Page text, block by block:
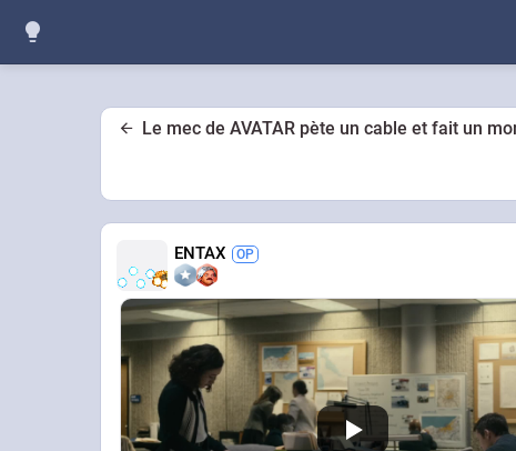
Le mec de AVATAR pète un cable et fait un
ENTAX